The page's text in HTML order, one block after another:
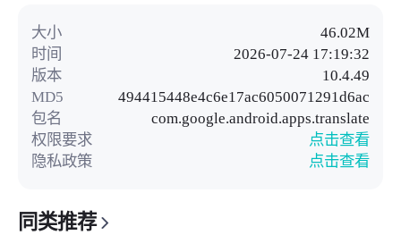
大小
46.02M
时间
2026-07-24 17:19:32
版本
10.4.49
MD5
494415448e4c6e17ac6050071291d6ac
包名
com.google.android.apps.translate
权限要求
点击查看
隐私政策
点击查看
同类推荐